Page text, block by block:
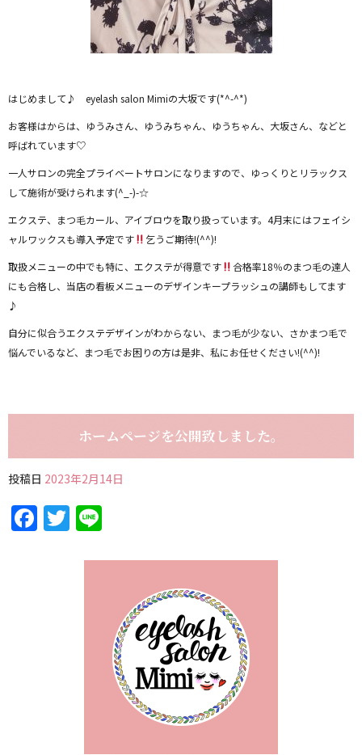
はじめまして♪ eyelash salon Mimiの大坂です(*^-^*)
お客様はからは、ゆうみさん、ゆうみちゃん、ゆうちゃん、大坂さん、などと
呼ばれています♡
一人サロンの完全プライベートサロンになりますので、ゆっくりとリラックス
して施術が受けられます(^_-)-☆
エクステ、まつ毛カール、アイブロウを取り扱っています。4月末にはフェイシ
ャルワックスも導入予定です
乞うご期待!(^^)!
取扱メニューの中でも特に、エクステが得意です
合格率18％のまつ毛の達人
にも合格し、当店の看板メニューのデザインキープラッシュの講師もしてます
♪
自分に似合うエクステデザインがわからない、まつ毛が少ない、さかまつ毛で
悩んでいるなど、まつ毛でお困りの方は是非、私にお任せください!(^^)!
ホームページを公開致しました。
投稿日 2023年2月14日
Facebook
Twitter